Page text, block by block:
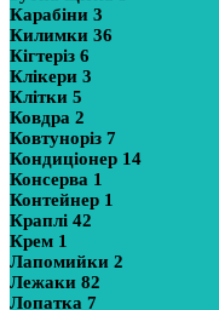
Карабіни 3
Килимки 36
Кігтеріз 6
Клікери 3
Клітки 5
Ковдра 2
Ковтуноріз 7
Кондиціонер 14
Консерва 1
Контейнер 1
Краплі 42
Крем 1
Лапомийки 2
Лежаки 82
Лопатка 7